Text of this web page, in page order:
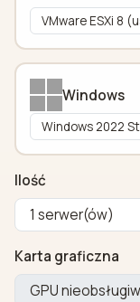
Windows
Ilość
Karta graficzna